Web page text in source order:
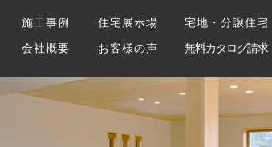
施工事例 住宅展示場 宅地・分譲住宅
会社概要 お客様の声 無料カタログ請求